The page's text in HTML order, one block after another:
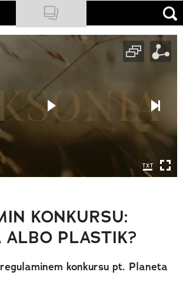
KONKURSU:
ALBO PLASTIK?
konkursu pt. Planeta